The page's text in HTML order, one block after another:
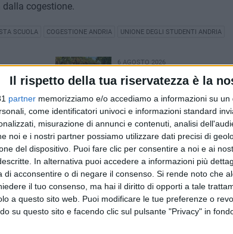
Il rispetto della tua riservatezza è la
partner memorizziamo e/o accediamo a informazioni su
come identificatori univoci e informazioni standard
misurazione di annunci e contenuti, analisi
noi e i nostri partner possiamo utilizzare dati precisi di
del dispositivo. Puoi fare clic per consentire a noi e ai
In alternativa puoi accedere a informazioni più
di acconsentire o di negare il consenso. Si rende noto che
il tuo consenso, ma hai il diritto di opporti a tale
a questo sito web. Puoi modificare le tue preferenze o
su questo sito e facendo clic sul pulsante "Privacy" in
cogestione.
SCUOLA COGESTIONE ANDRIA UNIONE DEGLI STUDENTI ANDRIA
i nove
può
6 AGOSTO 2026
Sventato furto di uva da
ad Andria da parte delle
Campestri